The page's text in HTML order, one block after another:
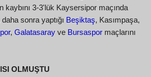
kaybını 3-3'lük Kaysersipor maçında
sonra yaptığı Beşiktaş, Kasımpaşa,
, Galatasaray ve Bursaspor maçlarını
OLMUŞTU